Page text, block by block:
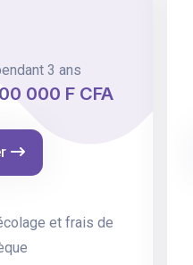
3 ans
000 F CFA
et frais de